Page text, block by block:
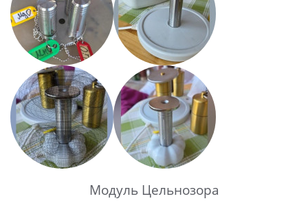
Модуль Цельнозора